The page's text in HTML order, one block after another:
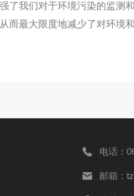
我们对于环境污染的监测
而最大限度地减少了对环境
电话：
邮箱：